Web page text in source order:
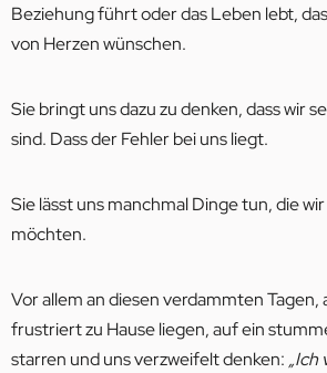
Beziehung führt oder das Leben lebt,
von Herzen wünschen.
Sie bringt uns dazu zu denken, dass wir
sind. Dass der Fehler bei uns liegt.
Sie lässt uns manchmal Dinge tun, die
möchten.
Vor allem an diesen verdammten Tagen,
frustriert zu Hause liegen, auf ein
starren und uns verzweifelt denken: „Ich